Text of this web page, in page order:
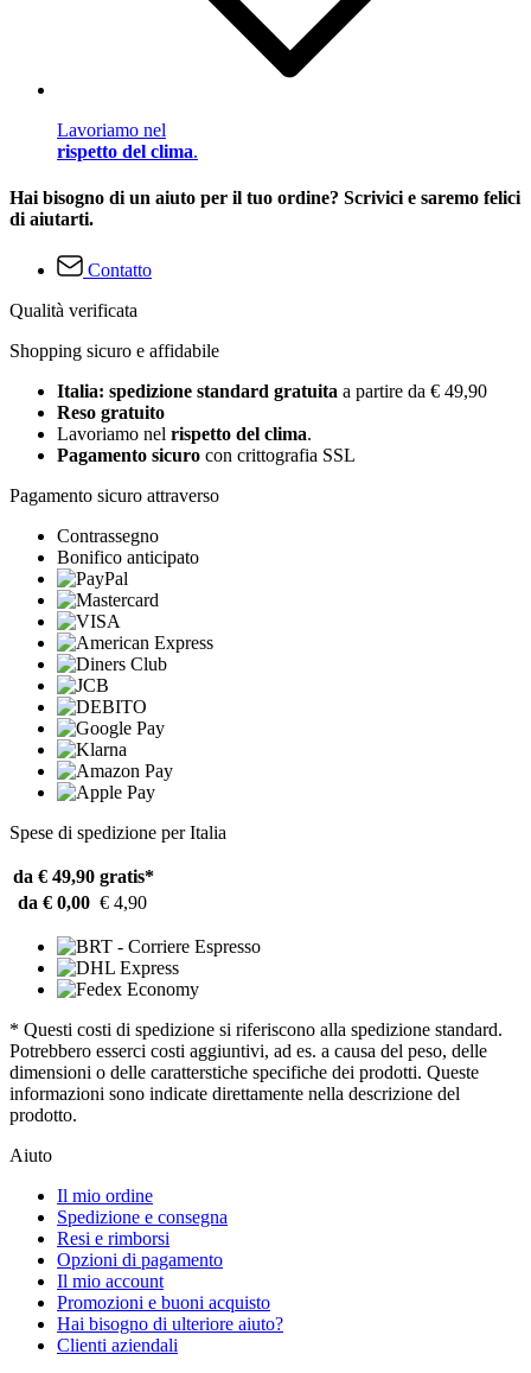
Lavoriamo nel
rispetto del clima.
Hai bisogno di un aiuto per il tuo ordine? Scrivici e saremo felici
di aiutarti.
Contatto
Qualità verificata
Shopping sicuro e affidabile
Italia: spedizione standard gratuita a partire da € 49,90
Reso gratuito
Lavoriamo nel rispetto del clima.
Pagamento sicuro con crittografia SSL
Pagamento sicuro attraverso
Contrassegno
Bonifico anticipato
Spese di spedizione per Italia
da € 49,90 gratis*
da € 0,00 € 4,90
* Questi costi di spedizione si riferiscono alla spedizione standard.
Potrebbero esserci costi aggiuntivi, ad es. a causa del peso, delle
dimensioni o delle caratterstiche specifiche dei prodotti. Queste
informazioni sono indicate direttamente nella descrizione del
prodotto.
Aiuto
Il mio ordine
Spedizione e consegna
Resi e rimborsi
Opzioni di pagamento
Il mio account
Promozioni e buoni acquisto
Hai bisogno di ulteriore aiuto?
Clienti aziendali